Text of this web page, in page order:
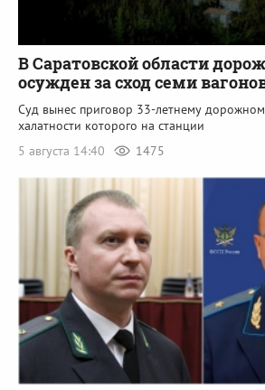
В Саратовской области
осужден за сход семи
Суд вынес приговор 33-летнему
халатности которого на станции
5 августа 14:40
1475